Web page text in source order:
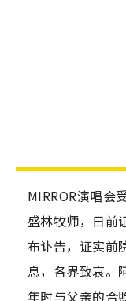
MIRROR演唱会
盛林牧师，日前
布讣告，证实前
息，各界致哀。
年时与父亲的合